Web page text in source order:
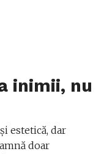
inimii, nu
estetică, dar
doar